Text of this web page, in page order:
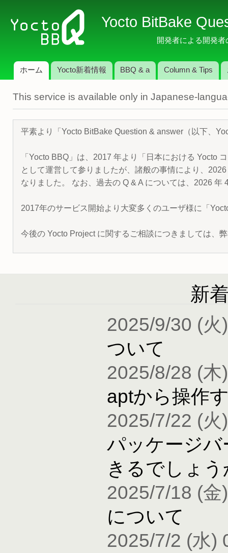
イ
コ
テ
ツ
に
移
動
Yocto BitBake
開発者による開発
メインメニュー
ホーム Yocto新着情報 BBQ & a Column & Tips
This service is available only in Japanese-
平素より「Yocto BitBake Question & answer（以下、
「Yocto BBQ」は、2017 年より「日本における Yocto
として運営して参りましたが、諸般の事情により、
なりました。 なお、過去の Q & A については、2026
2017年のサービス開始より大変多くのユーザ様に「
今後の Yocto Project に関するご相談につきましては、
新
2025/9/30 (火
ついて
2025/8/28 (木
aptから操作
2025/7/22 (火
パッケージ
きるでしょう
2025/7/18 (金
について
2025/7/2 (水)